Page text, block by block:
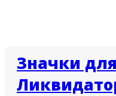
Значки